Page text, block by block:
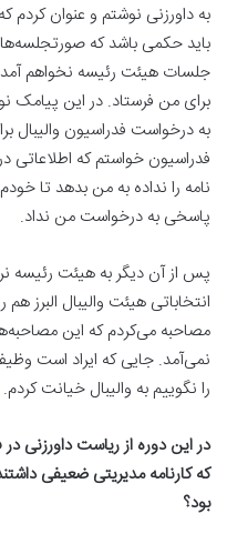
به داورزنی نوشتم و عنوان
باید حکمی باشد که صورتجلسه‌ها
جلسات هیئت رئیسه نخواهم
برای من فرستاد. در این پیامک
به درخواست فدراسیون والیبال
فدراسیون خواستم که اطلاعاتی
نامه را نداده به من بدهد تا
پاسخی به درخواست من نداد.
پس از آن دیگر به هیئت رئیسه
انتخاباتی هیئت والیبال البرز
مصاحبه‌ می‌کردم که این
نمی‌آمد. جایی که ایراد است
را نگوییم به والیبال خیانت کردم.
در این دوره از ریاست داورزنی
که کارنامه مدیریتی ضعیفی
بود؟